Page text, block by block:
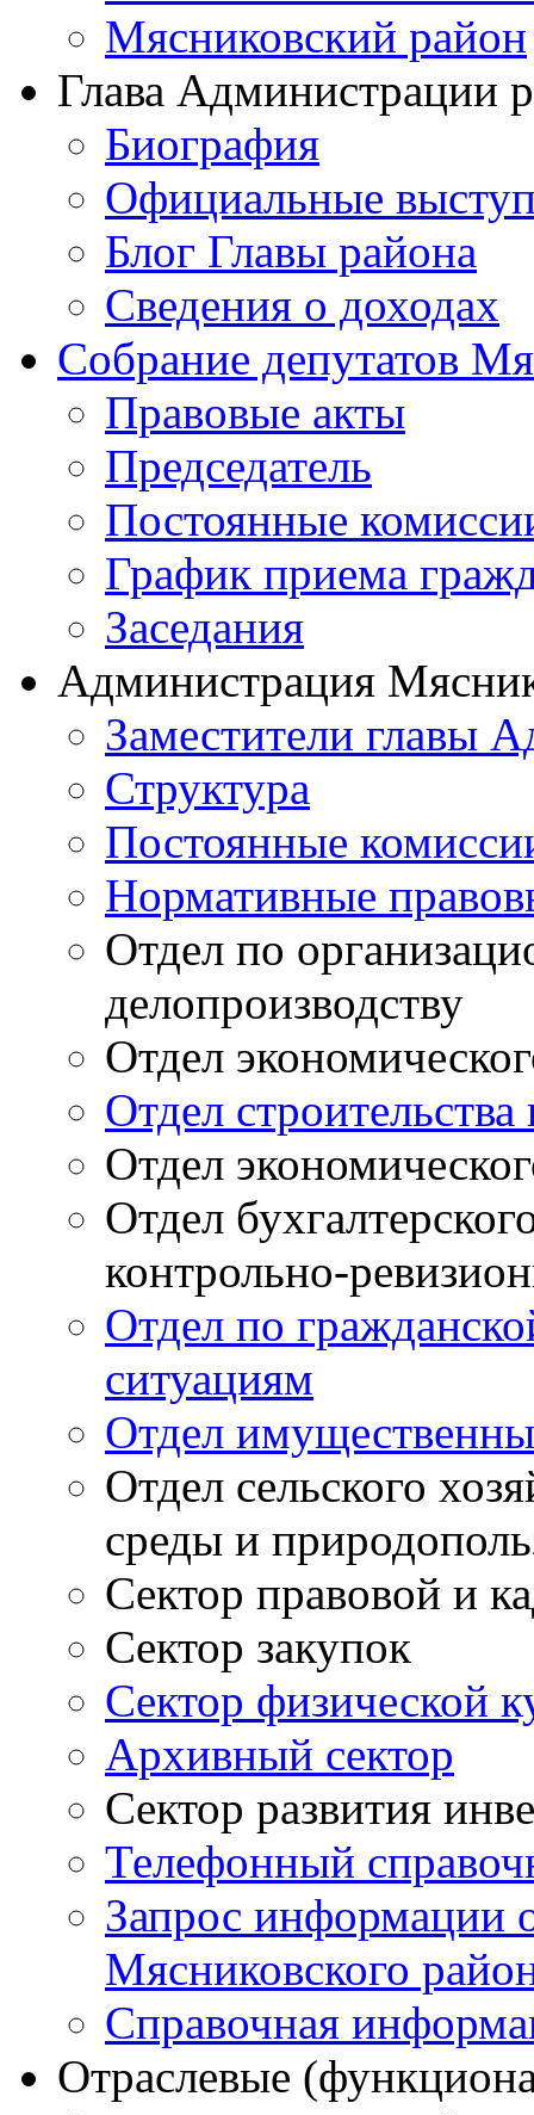
Мясниковский район
Глава Администрации
Биография
Официальные
Блог Главы района
Сведения о доходах
Собрание депутатов
Правовые акты
Председатель
Постоянные
График приема
Заседания
Администрация
Заместители главы
Структура
Постоянные
Нормативные
Отдел по
делопроизводству
Отдел
Отдел
Отдел
Отдел
контрольно-
Отдел по
ситуациям
Отдел
Отдел сельского
среды и
Сектор правовой и
Сектор закупок
Сектор физической
Архивный сектор
Сектор развития
Телефонный
Запрос информации
Мясниковского
Справочная
Отраслевые